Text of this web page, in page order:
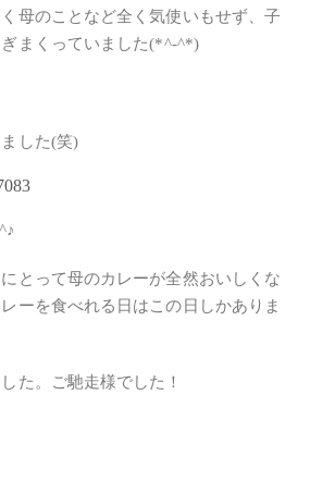
母のことなど全く気使いもせず、子
まくっていました(*^-^*)
した(笑)
とって母のカレーが全然おいしくな
ーを食べれる日はこの日しかありま
た。ご馳走様でした！